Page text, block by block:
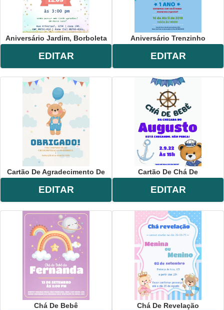
Aniversário Jardim, Borboleta
EDITAR
Aniversário Trenzinho
EDITAR
Cartão De Agradecimento De
EDITAR
Cartão De Chá De
EDITAR
Chá De Bebê Chá De Revelação